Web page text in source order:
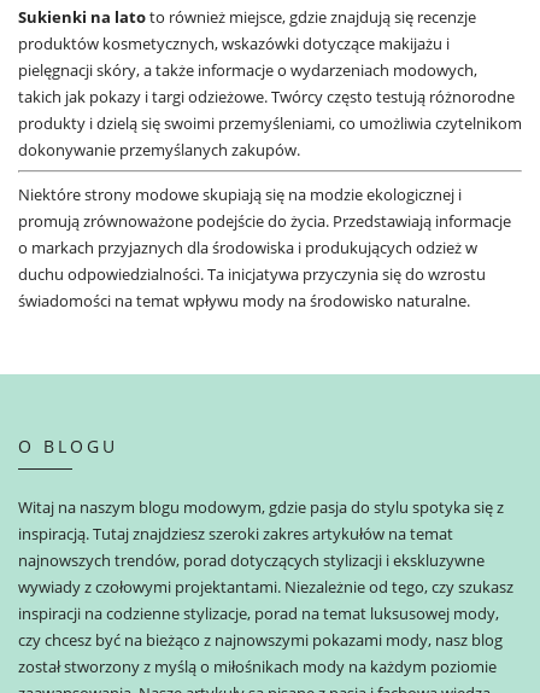
Sukienki na latoto również miejsce, gdzie znajdują się recenzje
produktów kosmetycznych, wskazówki dotyczące makijażu i
pielęgnacji skóry, a także informacje o wydarzeniach modowych,
takich jak pokazy i targi odzieżowe. Twórcy często testują różnorodne
produkty i dzielą się swoimi przemyśleniami, co umożliwia czytelnikom
dokonywanie przemyślanych zakupów.
Niektóre strony modowe skupiają się na modzie ekologicznej i
promują zrównoważone podejście do życia. Przedstawiają informacje
o markach przyjaznych dla środowiska i produkujących odzież w
duchu odpowiedzialności. Ta inicjatywa przyczynia się do wzrostu
świadomości na temat wpływu mody na środowisko naturalne.
O BLOGU
Witaj na naszym blogu modowym, gdzie pasja do stylu spotyka się z
inspiracją. Tutaj znajdziesz szeroki zakres artykułów na temat
najnowszych trendów, porad dotyczących stylizacji i ekskluzywne
wywiady z czołowymi projektantami. Niezależnie od tego, czy szukasz
inspiracji na codzienne stylizacje, porad na temat luksusowej mody,
czy chcesz być na bieżąco z najnowszymi pokazami mody, nasz blog
został stworzony z myślą o miłośnikach mody na każdym poziomie